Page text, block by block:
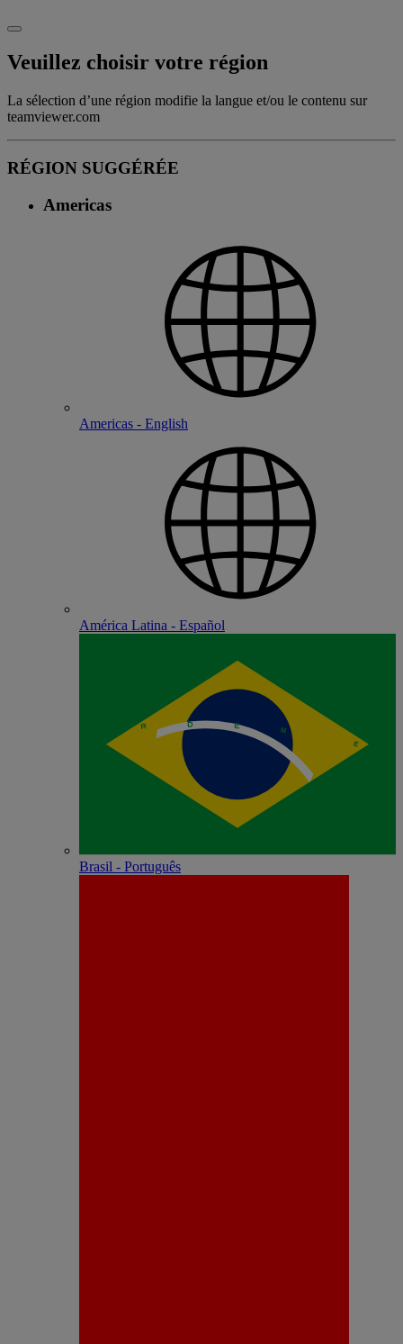
Veuillez choisir votre région
La sélection d’une région modifie la langue et/ou le contenu sur
teamviewer.com
RÉGION SUGGÉRÉE
Americas
Americas - English
América Latina - Español
Brasil - Português